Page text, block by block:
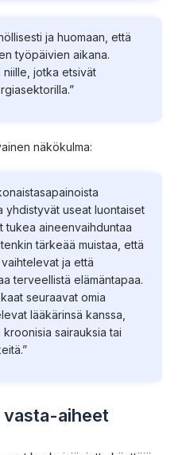
ja huomaan, että
työpäivien aikana.
niille, jotka etsivät
näkökulma:
yhdistyvät useat luontaiset
tukea aineenvaihduntaa
tärkeää muistaa, että
ja että
terveellistä elämäntapaa.
seuraavat omia
lääkärinsä kanssa,
sairauksia tai
aiheet